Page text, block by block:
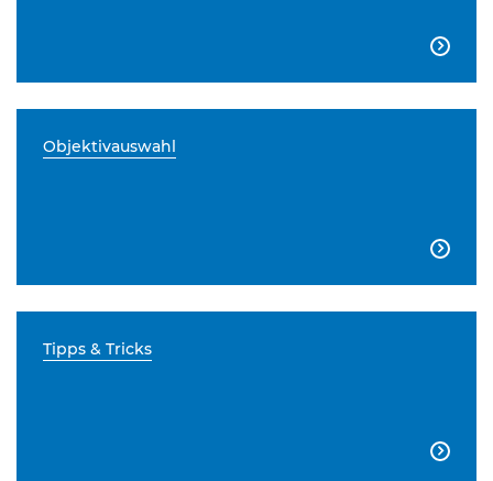

Objektivauswahl

Tipps & Tricks
